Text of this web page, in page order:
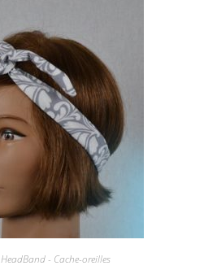
HeadBand - Cache-oreilles